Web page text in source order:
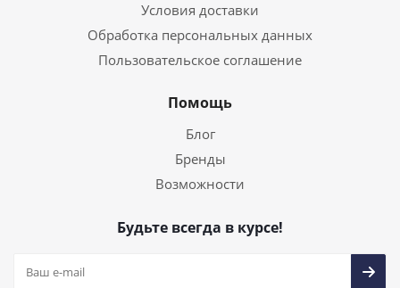
Условия доставки
Обработка персональных данных
Пользовательское соглашение
Помощь
Блог
Бренды
Возможности
Будьте всегда в курсе!